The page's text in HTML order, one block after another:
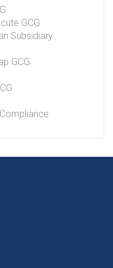
GCG
Subsidiary
GCG